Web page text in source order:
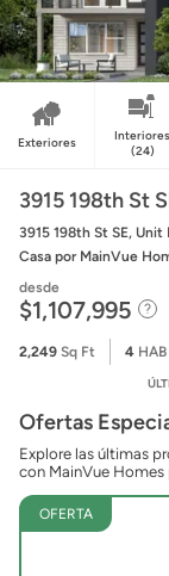
Exteriores
Interiores
(24)
3915 198th St
3915 198th St SE, Unit
Casa por MainVue
desde
$1,107,995
2,249 Sq Ft 4 HAB
Ofertas
Explore las últimas
con MainVue
OFERTA